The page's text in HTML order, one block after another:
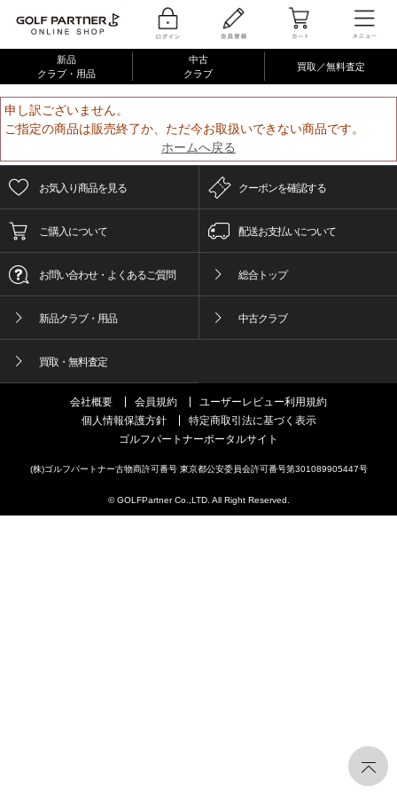
新品
クラブ・用品
中古
クラブ
買取／無料査定
申し訳ございません。
ご指定の商品は販売終了か、ただ今お取扱いできない商品です。
ホームへ戻る
お気入り商品を見る クーポンを確認する
ご購入について 配送お支払いについて
お問い合わせ・よくあるご質問 総合トップ
新品クラブ・用品 中古クラブ
買取・無料査定
会社概要 会員規約
ユーザーレビュー利用規約
個人情報保護方針
特定商取引法に基づく表示
ゴルフパートナーポータルサイト
(株)ゴルフパートナー古物商許可番号 東京都公安委員会許可番号第301089905447号
© GOLFPartner Co.,LTD. All Right Reserved.